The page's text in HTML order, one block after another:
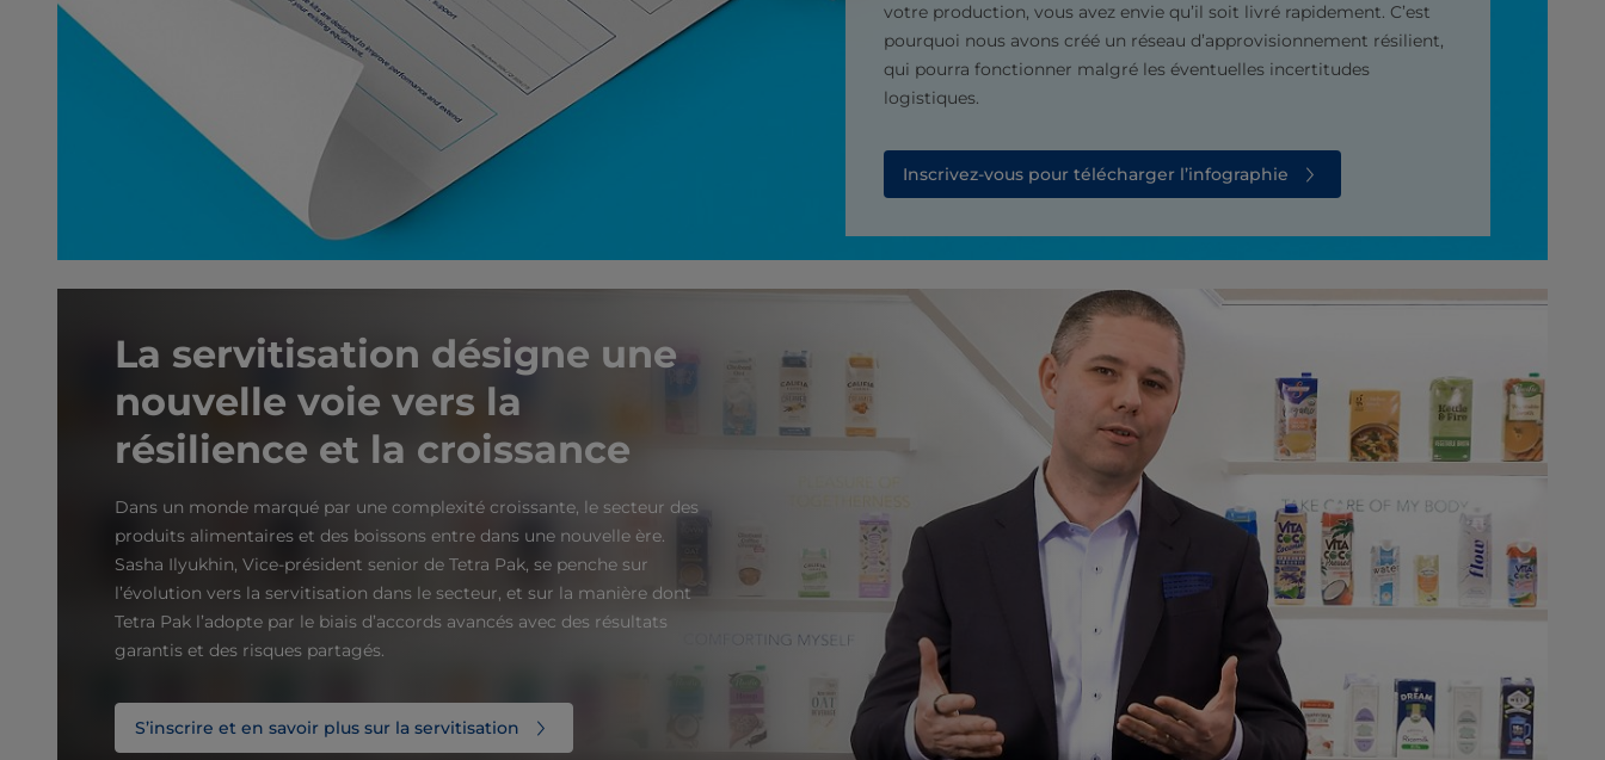
votre production, vous avez envie qu’il soit livré rapidement. C’est
pourquoi nous avons créé un réseau d’approvisionnement résilient,
qui pourra fonctionner malgré les éventuelles incertitudes
logistiques.
Inscrivez-vous pour télécharger l’infographie
La servitisation désigne une
nouvelle voie vers la
résilience et la croissance
Dans un monde marqué par une complexité croissante, le secteur des
produits alimentaires et des boissons entre dans une nouvelle ère.
Sasha Ilyukhin, Vice-président senior de Tetra Pak, se penche sur
l’évolution vers la servitisation dans le secteur, et sur la manière dont
Tetra Pak l’adopte par le biais d’accords avancés avec des résultats
garantis et des risques partagés.
S’inscrire et en savoir plus sur la servitisation